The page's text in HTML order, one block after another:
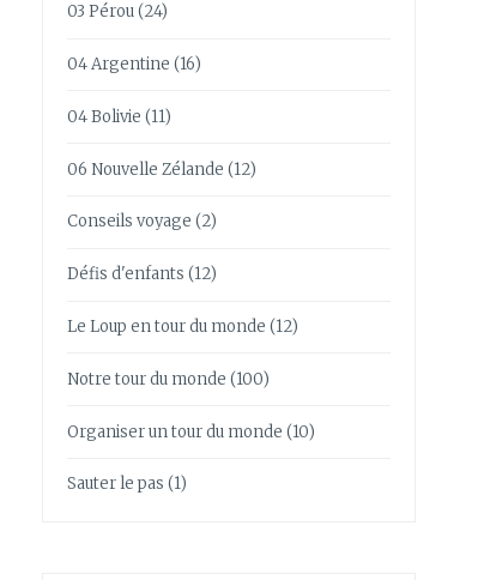
03 Pérou(24)
04 Argentine (16)
04 Bolivie (11)
06 Nouvelle Zélande (12)
Conseils voyage (2)
Défis d'enfants (12)
Le Loup en tour du monde (12)
Notre tour du monde (100)
Organiser un tour du monde (10)
Sauter le pas (1)